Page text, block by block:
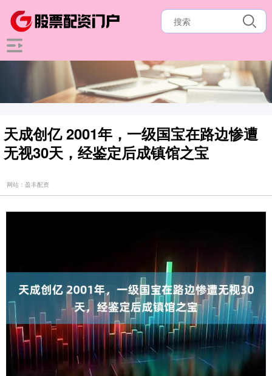
天成创亿 2001年，一级国宝在路边惨遭
无视30天，经鉴定后成镇馆之宝
网站：盈丰配资